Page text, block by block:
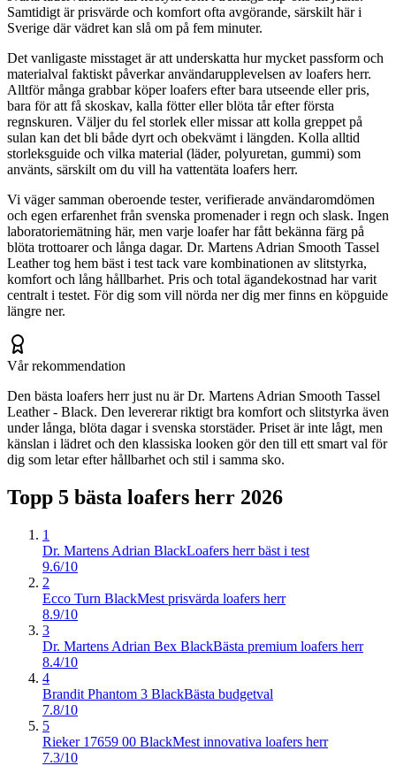
Samtidigt är prisvärde och komfort ofta avgörande, särskilt här i
Sverige där vädret kan slå om på fem minuter.
Det vanligaste misstaget är att underskatta hur mycket passform och
materialval faktiskt påverkar användarupplevelsen av loafers herr.
Alltför många grabbar köper loafers efter bara utseende eller pris,
bara för att få skoskav, kalla fötter eller blöta tår efter första
regnskuren. Väljer du fel storlek eller missar att kolla greppet på
sulan kan det bli både dyrt och obekvämt i längden. Kolla alltid
storleksguide och vilka material (läder, polyuretan, gummi) som
använts, särskilt om du vill ha vattentäta loafers herr.
Vi väger samman oberoende tester, verifierade användaromdömen
och egen erfarenhet från svenska promenader i regn och slask. Ingen
laboratoriemätning här, men varje loafer har fått bekänna färg på
blöta trottoarer och långa dagar. Dr. Martens Adrian Smooth Tassel
Leather tog hem bäst i test tack vare kombinationen av slitstyrka,
komfort och lång hållbarhet. Pris och total ägandekostnad har varit
centralt i testet. För dig som vill nörda ner dig mer finns en köpguide
längre ner.
Vår rekommendation
Den bästa loafers herr just nu är Dr. Martens Adrian Smooth Tassel
Leather - Black. Den levererar riktigt bra komfort och slitstyrka även
under långa, blöta dagar i svenska storstäder. Priset är inte lågt, men
känslan i lädret och den klassiska looken gör den till ett smart val för
dig som letar efter hållbarhet och stil i samma sko.
Topp 5 bästa loafers herr 2026
1
Dr. Martens Adrian BlackLoafers herr bäst i test
9.6/10
2
Ecco Turn BlackMest prisvärda loafers herr
8.9/10
3
Dr. Martens Adrian Bex BlackBästa premium loafers herr
8.4/10
4
Brandit Phantom 3 BlackBästa budgetval
7.8/10
5
Rieker 17659 00 BlackMest innovativa loafers herr
7.3/10